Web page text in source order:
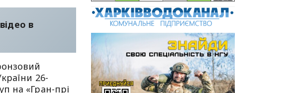
в
26-
на «Гран-прі